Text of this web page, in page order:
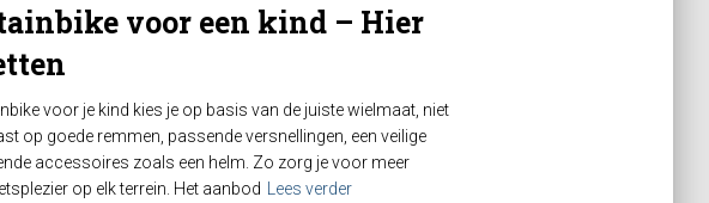
voor een kind – Hier
voor je kind kies je op basis van de juiste wielmaat, niet
op goede remmen, passende versnellingen, een veilige
accessoires zoals een helm. Zo zorg je voor meer
op elk terrein. Het aanbod
Lees verder